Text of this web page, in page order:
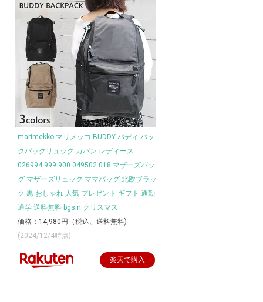
marimekko マリメッコ BUDDY バディ バッ
クパックリュック カバン レディース
026994 999 900 049502 018 マザーズバッ
グ マザーズリュック ママバッグ 北欧ブラッ
ク 黒 おしゃれ 人気 プレゼント ギフト 通勤
通学 送料無料 bgsin クリスマス
価格：14,980円（税込、送料無料)
(2024/12/4時点)
楽天で購入